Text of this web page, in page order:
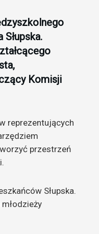
Komisji
reprezentujących
przestrzeń
Słupska.